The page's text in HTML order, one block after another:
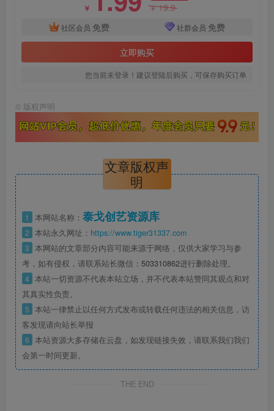
￥ ￥19.9
社区会员 免费 社群会员 免费
立即购买
您当前未登录！建议登陆后购买，可保存购买订单
© 版权声明
文章版权声
明
1 本网站名称： 泰戈创艺资源库
2 本站永久网址： https://www.tiger31337.com
3 本网站的文章部分内容可能来源于网络，仅供大家学习与参
考，如有侵权，请联系站长微信： 503310862进行删除处理。
4 本站一切资源不代表本站立场，并不代表本站赞同其观点和对
其真实性负责。
5 本站一律禁止以任何方式发布或转载任何违法的相关信息，访
客发现请向站长举报
6 本站资源大多存储在云盘，如发现链接失效，请联系我们我们
会第一时间更新。
THE END